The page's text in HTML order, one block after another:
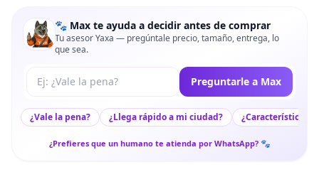
🐾 Max te ayuda a decidir antes de comprar
Tu asesor Yaxa — pregúntale precio, tamaño, entrega, lo
que sea.
Tu pregunta a Max Preguntarle a Max
¿Vale la pena? ¿Llega rápido a mi ciudad? ¿Características
¿Prefieres que un humano te atienda por WhatsApp? 🐾